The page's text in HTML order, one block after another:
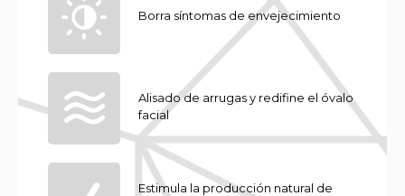
Borra síntomas de envejecimiento
Alisado de arrugas y redifine el óvalo
facial
Estimula la producción natural de